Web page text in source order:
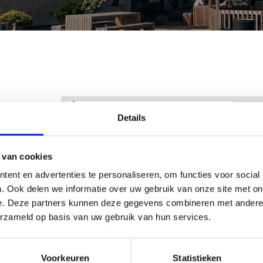
Details
cookies
en advertenties te personaliseren, om functies voor
Ook delen we informatie over uw gebruik van onze site met
Deze partners kunnen deze gegevens combineren met
op basis van uw gebruik van hun services.
Voorkeuren Statistieken